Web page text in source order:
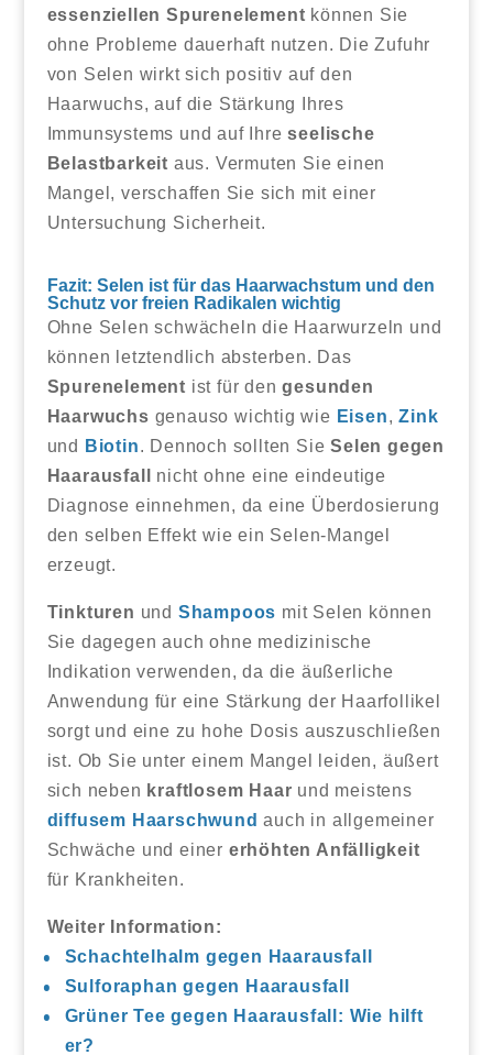
essenziellen Spurenelement können Sie
ohne Probleme dauerhaft nutzen. Die Zufuhr
von Selen wirkt sich positiv auf den
Haarwuchs, auf die Stärkung Ihres
Immunsystems und auf Ihreseelische
Belastbarkeit aus. Vermuten Sie einen
Mangel, verschaffen Sie sich mit einer
Untersuchung Sicherheit.
Fazit: Selen ist für das Haarwachstum und den
Schutz vor freien Radikalen wichtig
Ohne Selen schwächeln die Haarwurzeln und
können letztendlich absterben. Das
Spurenelement ist für dengesunden
Haarwuchs genauso wichtig wie Eisen,Zink
und
Biotin. Dennoch sollten SieSelen gegen
Haarausfall
nicht ohne eine eindeutige
Diagnose einnehmen, da eine Überdosierung
den selben Effekt wie ein Selen-Mangel
erzeugt.
Tinkturen und Shampoos mit Selen können
Sie dagegen auch ohne medizinische
Indikation verwenden, da die äußerliche
Anwendung für eine Stärkung der Haarfollikel
sorgt und eine zu hohe Dosis auszuschließen
ist. Ob Sie unter einem Mangel leiden, äußert
sich neben kraftlosem Haar und meistens
diffusem Haarschwund auch in allgemeiner
Schwäche und einer erhöhten Anfälligkeit
für Krankheiten.
Weiter Information:
Schachtelhalm gegen Haarausfall
Sulforaphan gegen Haarausfall
Grüner Tee gegen Haarausfall: Wie hilft
er?